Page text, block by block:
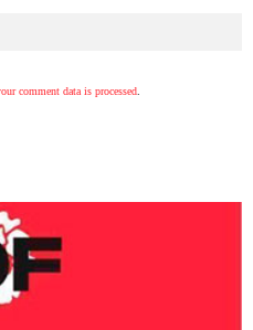
comment data is processed